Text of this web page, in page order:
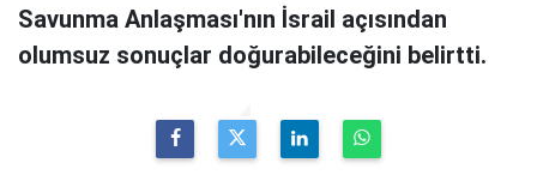
Savunma Anlaşması'nın İsrail açısından
olumsuz sonuçlar doğurabileceğini belirtti.